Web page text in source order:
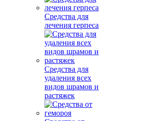
Средства для
лечения герпеса
Средства для
удаления всех
видов шрамов и
растяжек